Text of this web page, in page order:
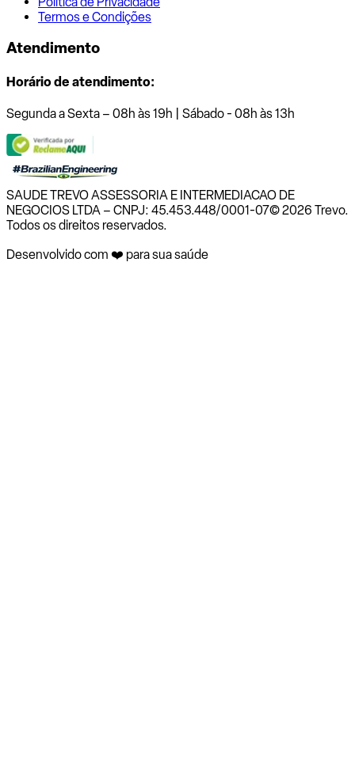
Termos e Condições
Atendimento
Horário de atendimento:
Segunda a Sexta – 08h às 19h | Sábado - 08h às 13h
SAUDE TREVO ASSESSORIA E INTERMEDIACAO DE
NEGOCIOS LTDA – CNPJ: 45.453.448/0001-07© 2026 Trevo.
Todos os direitos reservados.
Desenvolvido com ❤️ para sua saúde